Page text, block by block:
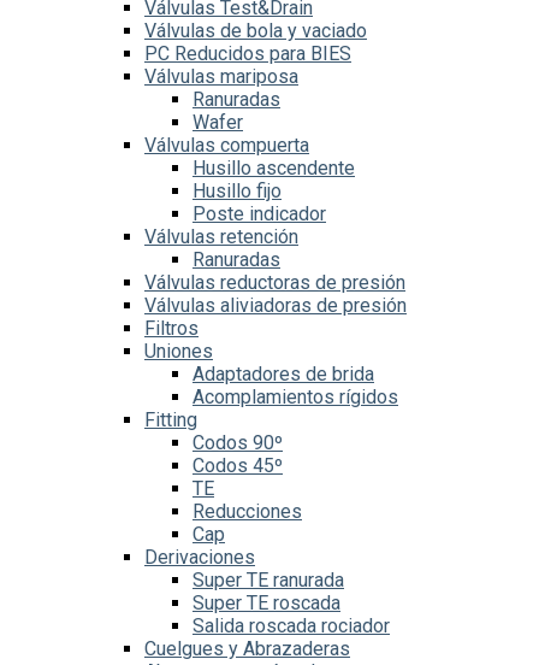
Válvulas Test&Drain
Válvulas de bola y vaciado
PC Reducidos para BIES
Válvulas mariposa
Ranuradas
Wafer
Válvulas compuerta
Husillo ascendente
Husillo fijo
Poste indicador
Válvulas retención
Ranuradas
Válvulas reductoras de presión
Válvulas aliviadoras de presión
Filtros
Uniones
Adaptadores de brida
Acomplamientos rígidos
Fitting
Codos 90º
Codos 45º
TE
Reducciones
Cap
Derivaciones
Super TE ranurada
Super TE roscada
Salida roscada rociador
Cuelgues y Abrazaderas